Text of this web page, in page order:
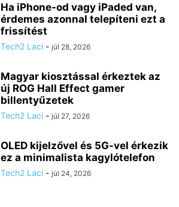
Ha iPhone-od vagy iPaded van,
érdemes azonnal telepíteni ezt a
frissítést
Tech2 Laci - júl 28, 2026
Magyar kiosztással érkeztek az
új ROG Hall Effect gamer
billentyűzetek
Tech2 Laci - júl 27, 2026
OLED kijelzővel és 5G-vel érkezik
ez a minimalista kagylótelefon
Tech2 Laci - júl 24, 2026